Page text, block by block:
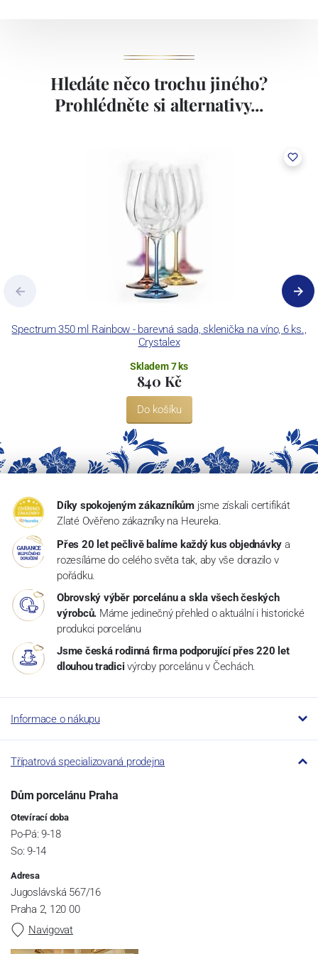
Hledáte něco trochu jiného?
Prohlédněte si alternativy...
Spectrum 350 ml Rainbow - barevná sada, sklenička na víno, 6 ks.,
Crystalex
Skladem 7 ks
840 Kč
Do košíku
Díky spokojeným zákazníkům jsme získali certifikát
Zlaté Ověřeno zákazníky na Heureka.
Přes 20 let pečlivě balíme každý kus objednávky a
rozesíláme do celého světa tak, aby vše dorazilo v
pořádku.
Obrovský výběr porcelánu a skla všech českých
výrobců. Máme jedinečný přehled o aktuální i historické
produkci porcelánu
Jsme česká rodinná firma podporující přes 220 let
dlouhou tradici výroby porcelánu v Čechách.
Informace o nákupu
Třípatrová specializovaná prodejna
Dům porcelánu Praha
Otevírací doba
Po-Pá: 9-18
So: 9-14
Adresa
Jugoslávská 567/16
Praha 2, 120 00
Navigovat